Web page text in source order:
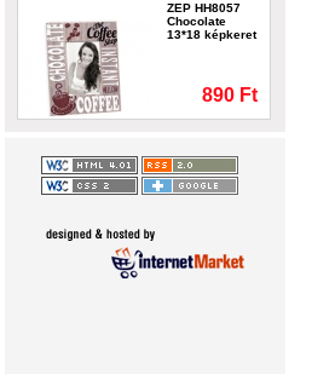
ZEP HH8057
Chocolate
13*18 képkeret
890 Ft